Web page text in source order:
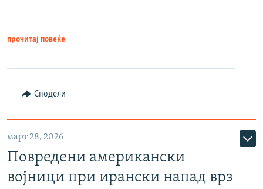
прочитај повеќе
Сподели
март 28, 2026
Повредени американски
војници при ирански напад врз